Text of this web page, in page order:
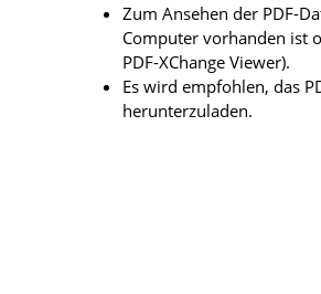
Zum Ansehen der PDF-
Computer vorhanden ist
PDF-XChange Viewer).
Es wird empfohlen, das
herunterzuladen.